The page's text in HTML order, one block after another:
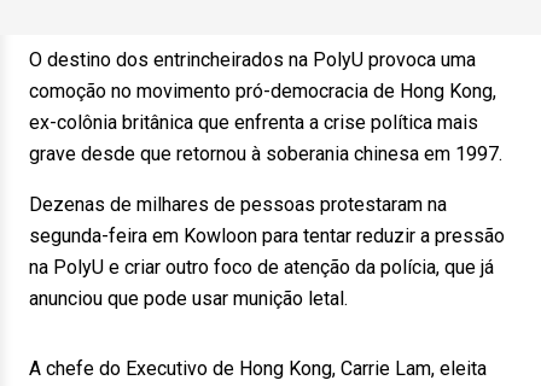
O destino dos entrincheirados na PolyU provoca uma
comoção no movimento pró-democracia de Hong Kong,
ex-colônia britânica que enfrenta a crise política mais
grave desde que retornou à soberania chinesa em 1997.
Dezenas de milhares de pessoas protestaram na
segunda-feira em Kowloon para tentar reduzir a pressão
na PolyU e criar outro foco de atenção da polícia, que já
anunciou que pode usar munição letal.
A chefe do Executivo de Hong Kong, Carrie Lam, eleita